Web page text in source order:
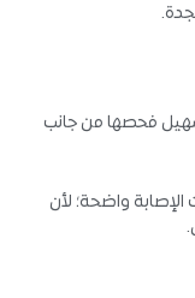
فحصها من جانب
الإصابة واضحة؛ لأن